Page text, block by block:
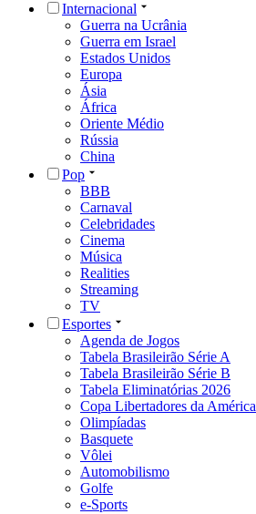
Internacional
Guerra na Ucrânia
Guerra em Israel
Estados Unidos
Europa
Ásia
África
Oriente Médio
Rússia
China
Pop
BBB
Carnaval
Celebridades
Cinema
Música
Realities
Streaming
TV
Esportes
Agenda de Jogos
Tabela Brasileirão Série A
Tabela Brasileirão Série B
Tabela Eliminatórias 2026
Copa Libertadores da América
Olimpíadas
Basquete
Vôlei
Automobilismo
Golfe
e-Sports